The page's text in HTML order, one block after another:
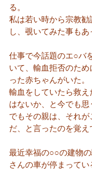
る。
私は若い時から宗教勧
し、覗いてみた事もあ
仕事で今話題のエ○バ
いて、輸血拒否のた
った赤ちゃんがいた。
輸血をしていたら救
はないか、と今でも思
でもその親は、それが
だ、と言ったのを覚え
最近幸福の○○の建物の
さんの車が停まってい